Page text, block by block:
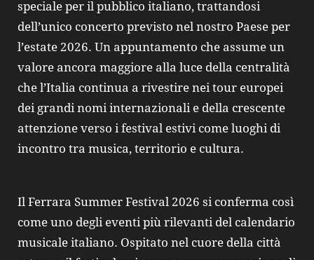
speciale per il pubblico italiano, trattandosi
dell’unico concerto previsto nel nostro Paese per
l’estate 2026. Un appuntamento che assume un
valore ancora maggiore alla luce della centralità
che l’Italia continua a rivestire nei tour europei
dei grandi nomi internazionali e della crescente
attenzione verso i festival estivi come luoghi di
incontro tra musica, territorio e cultura.
Il Ferrara Summer Festival 2026 si conferma così
come uno degli eventi più rilevanti del calendario
musicale italiano. Ospitato nel cuore della città